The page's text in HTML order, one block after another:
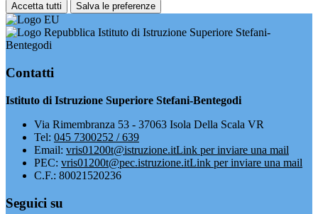
Accetta tutti Salva le preferenze
Istituto di Istruzione Superiore Stefani-
Bentegodi
Contatti
Istituto di Istruzione Superiore Stefani-Bentegodi
Via Rimembranza 53 - 37063 Isola Della Scala VR
Tel: 045 7300252 / 639
Email: vris01200t@istruzione.itLink per inviare una mail
PEC: vris01200t@pec.istruzione.itLink per inviare una mail
C.F.: 80021520236
Seguici su